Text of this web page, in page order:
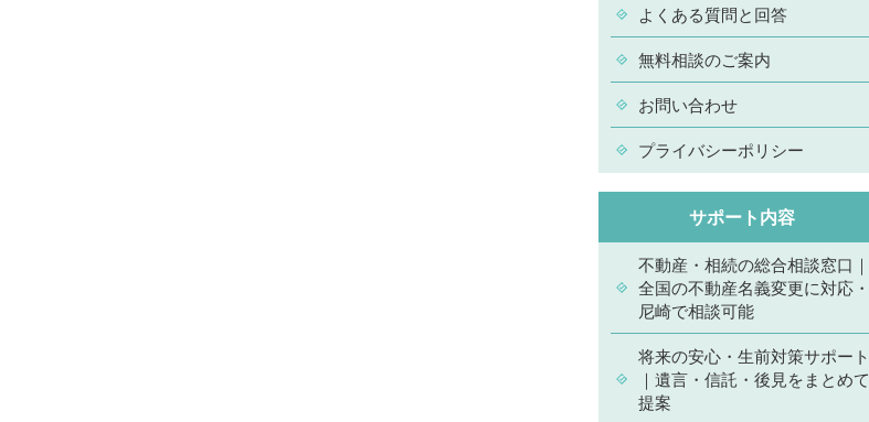
よくある質問と回答
無料相談のご案内
お問い合わせ
プライバシーポリシー
サポート内容
不動産・相続の総合相談窓口｜
全国の不動産名義変更に対応・
尼崎で相談可能
将来の安心・生前対策サポート
｜遺言・信託・後見をまとめて
提案